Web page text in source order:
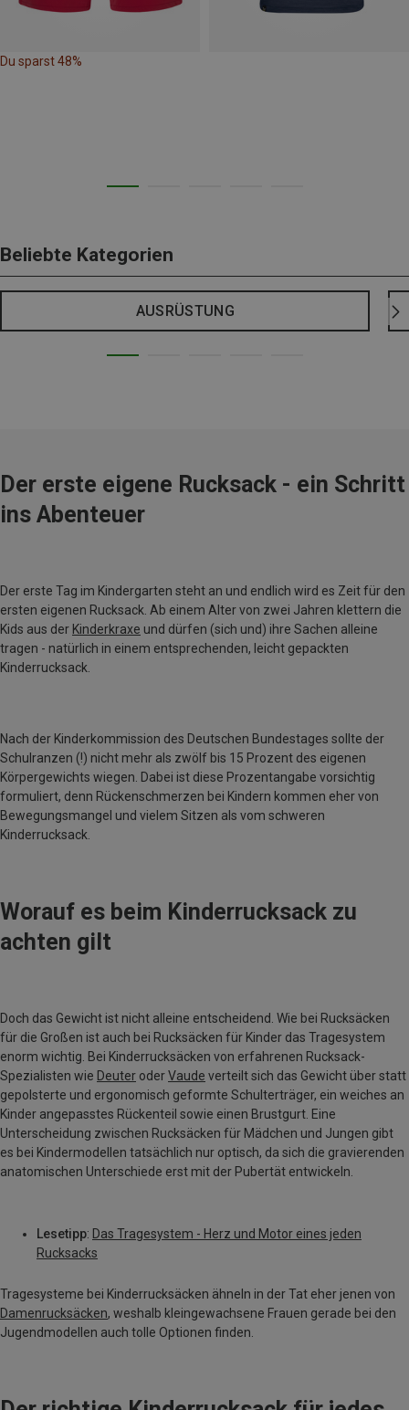
Du sparst 48%
Beliebte Kategorien
AUSRÜSTUNG
Der erste eigene Rucksack - ein Schritt
ins Abenteuer
Der erste Tag im Kindergarten steht an und endlich wird es Zeit für den
ersten eigenen Rucksack. Ab einem Alter von zwei Jahren klettern die
Kids aus der Kinderkraxe und dürfen (sich und) ihre Sachen alleine
tragen - natürlich in einem entsprechenden, leicht gepackten
Kinderrucksack.
Nach der Kinderkommission des Deutschen Bundestages sollte der
Schulranzen (!) nicht mehr als zwölf bis 15 Prozent des eigenen
Körpergewichts wiegen. Dabei ist diese Prozentangabe vorsichtig
formuliert, denn Rückenschmerzen bei Kindern kommen eher von
Bewegungsmangel und vielem Sitzen als vom schweren
Kinderrucksack.
Worauf es beim Kinderrucksack zu
achten gilt
Doch das Gewicht ist nicht alleine entscheidend. Wie bei Rucksäcken
für die Großen ist auch bei Rucksäcken für Kinder das Tragesystem
enorm wichtig. Bei Kinderrucksäcken von erfahrenen Rucksack-
Spezialisten wie Deuter oderVaude verteilt sich das Gewicht über statt
gepolsterte und ergonomisch geformte Schulterträger, ein weiches an
Kinder angepasstes Rückenteil sowie einen Brustgurt. Eine
Unterscheidung zwischen Rucksäcken für Mädchen und Jungen gibt
es bei Kindermodellen tatsächlich nur optisch, da sich die gravierenden
anatomischen Unterschiede erst mit der Pubertät entwickeln.
Lesetipp: Das Tragesystem - Herz und Motor eines jeden
Rucksacks
Tragesysteme bei Kinderrucksäcken ähneln in der Tat eher jenen von
Damenrucksäcken, weshalb kleingewachsene Frauen gerade bei den
Jugendmodellen auch tolle Optionen finden.